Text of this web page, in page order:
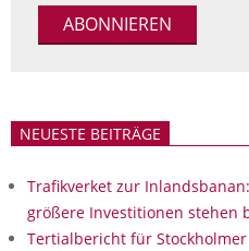
NEUESTE BEITRÄGE
Trafikverket zur
größere Investitionen stehen
Tertialbericht für